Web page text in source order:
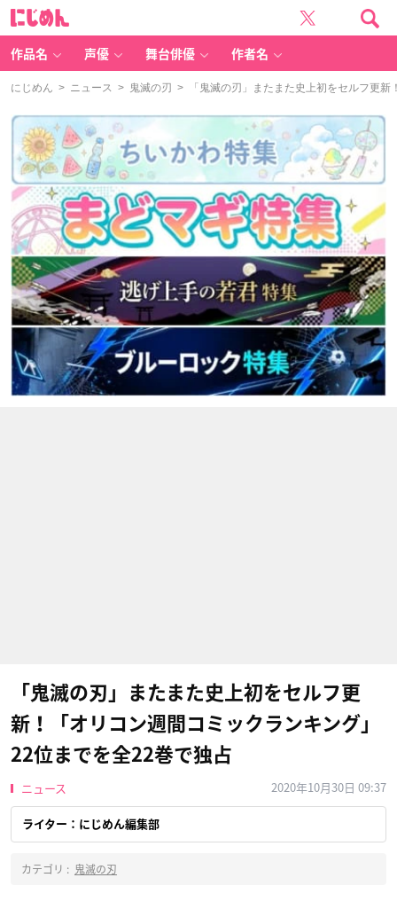
作品名 声優 舞台俳優 作者名
にじめん > ニュース > 鬼滅の刃 > 「鬼滅の刃」またまた史上初をセルフ更新
「鬼滅の刃」またまた史上初をセルフ更
新！「オリコン週間コミックランキング」
22位までを全22巻で独占
ニュース 2020年10月30日 09:37
ライター：にじめん編集部
カテゴリ : 鬼滅の刃